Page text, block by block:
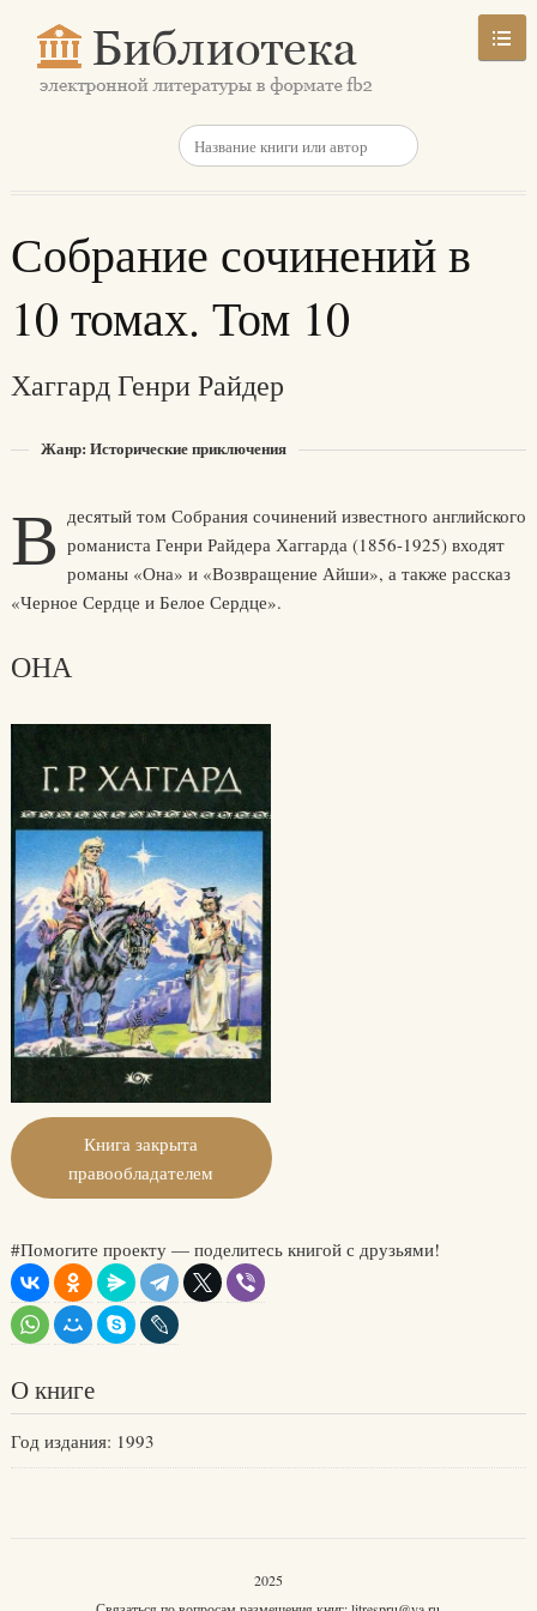
Собрание сочинений в
10 томах. Том 10
Хаггард Генри Райдер
Жанр: Исторические приключения
В десятый том Собрания сочинений известного английского
романиста Генри Райдера Хаггарда (1856-1925) входят
романы «Она» и «Возвращение Айши», а также рассказ
«Черное Сердце и Белое Сердце».
ОНА
Книга закрыта
правообладателем
#Помогите проекту — поделитесь книгой с друзьями!
О книге
Год издания: 1993
2025